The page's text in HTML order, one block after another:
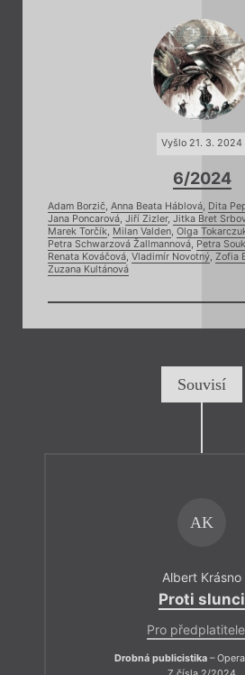
Vyšlo 21. 3. 2024
6/2024
Adam Borzič, Anna Beata Háblová, Dita
Jana Poncarová, Jiří Zizler, Jitka Bret
Marek Torčík, Milan Valden, Olga
Petra Schwarzová Žallmannová, Petra
Renata Kováčová, Vladimír Novotný, Zofia
Zuzana Kultánová
Souvisí
AK
Albert Krásno
Proti slunci
Pro předplatitele
Drobná publicistika –